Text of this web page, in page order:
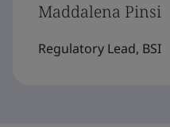
Maddalena Pinsi
Regulatory Lead, BSI